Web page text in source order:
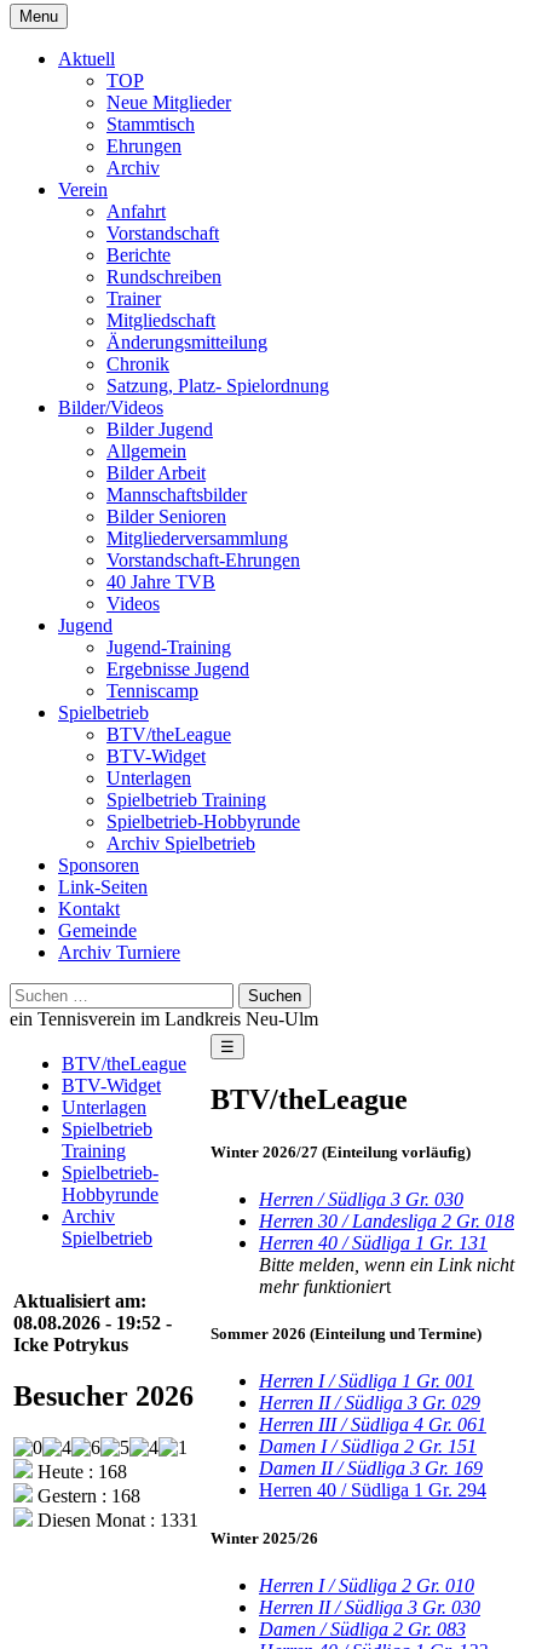
Suchen
Menu Zum
Inhalt
springen
Aktuell
TOP
Neue Mitglieder
Stammtisch
Ehrungen
Archiv
Verein
Anfahrt
Vorstandschaft
Berichte
Rundschreiben
Trainer
Mitgliedschaft
Änderungsmitteilung
Chronik
Satzung, Platz- Spielordnung
Bilder/Videos
Bilder Jugend
Allgemein
Bilder Arbeit
Mannschaftsbilder
Bilder Senioren
Mitgliederversammlung
Vorstandschaft-Ehrungen
40 Jahre TVB
Videos
Jugend
Jugend-Training
Ergebnisse Jugend
Tenniscamp
Spielbetrieb
BTV/theLeague
BTV-Widget
Unterlagen
Spielbetrieb Training
Spielbetrieb-Hobbyrunde
Archiv Spielbetrieb
Sponsoren
Link-Seiten
Kontakt
Gemeinde
Archiv Turniere
Suchen
nach:
ein Tennisverein im Landkreis Neu-Ulm
BTV/theLeague
BTV-Widget
Unterlagen
Spielbetrieb
Training
Spielbetrieb-
Hobbyrunde
Archiv
Spielbetrieb
Aktualisiert am:
08.08.2026 - 19:52 -
Icke Potrykus
Besucher 2026
Heute : 168
Gestern : 168
Diesen Monat : 1331
☰
BTV/theLeague
Winter 2026/27 (Einteilung vorläufig)
Herren / Südliga 3 Gr. 030
Herren 30 / Landesliga 2 Gr. 018
Herren 40 / Südliga 1 Gr. 131
Bitte melden, wenn ein Link nicht
mehr funktioniert
Sommer 2026 (Einteilung und Termine)
Herren I / Südliga 1 Gr. 001
Herren II / Südliga 3 Gr. 029
Herren III / Südliga 4 Gr. 061
Damen I / Südliga 2 Gr. 151
Damen II / Südliga 3 Gr. 169
Herren 40 / Südliga 1 Gr. 294
Winter 2025/26
Herren I / Südliga 2 Gr. 010
Herren II / Südliga 3 Gr. 030
Damen / Südliga 2 Gr. 083